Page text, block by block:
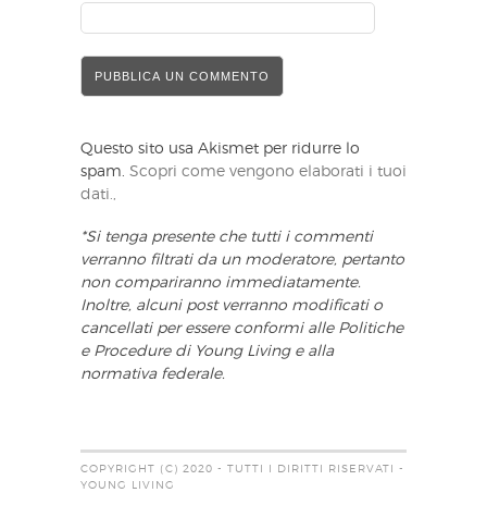
Questo sito usa Akismet per ridurre lo
spam. Scopri come vengono elaborati i tuoi
dati.,
*Si tenga presente che tutti i commenti
verranno filtrati da un moderatore, pertanto
non compariranno immediatamente.
Inoltre, alcuni post verranno modificati o
cancellati per essere conformi alle Politiche
e Procedure di Young Living e alla
normativa federale.
COPYRIGHT (C) 2020 - TUTTI I DIRITTI RISERVATI -
YOUNG LIVING